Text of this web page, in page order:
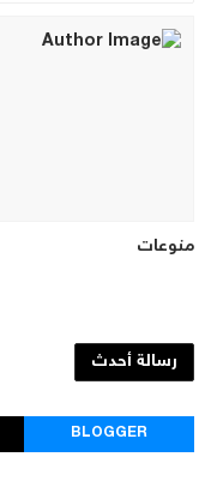
منوعات
رسالة أحدث
BLOGGER